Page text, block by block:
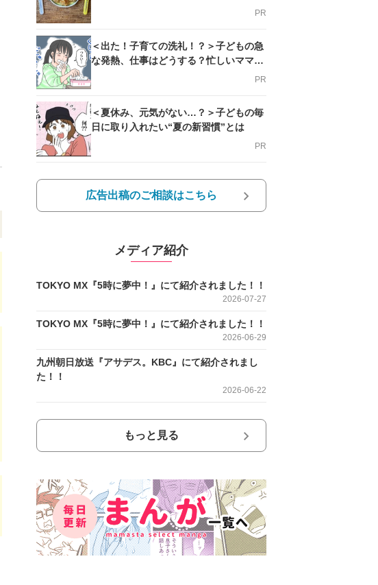
PR
＜出た！子育ての洗礼！？＞子どもの急
な発熱、仕事はどうする？忙しいママを
PR
＜夏休み、元気がない…？＞子どもの毎
日に取り入れたい“夏の新習慣”とは
PR
広告出稿のご相談はこちら
メディア紹介
TOKYO MX『5時に夢中！』にて紹介されました！！
2026-07-27
TOKYO MX『5時に夢中！』にて紹介されました！！
2026-06-29
九州朝日放送『アサデス。KBC』にて紹介されまし
た！！
2026-06-22
もっと見る